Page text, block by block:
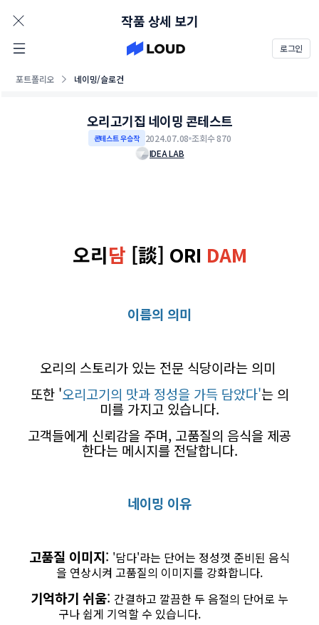
로그인
포트폴리오 네이밍/슬로건
작품 상세 보기
오리고기집 네이밍 콘테스트
콘테스트 우승작 2024.07.08 조회수 870
IDEA LAB
오리담 [談] ORI DAM
이름의 의미
오리의 스토리가 있는 전문 식당이라는 의미
또한 '오리고기의 맛과 정성을 가득 담았다'는 의
미를 가지고 있습니다.
고객들에게 신뢰감을 주며, 고품질의 음식을 제공
한다는 메시지를 전달합니다.
네이밍 이유
고품질 이미지: '담다'라는 단어는 정성껏 준비된 음식
을 연상시켜 고품질의 이미지를 강화합니다.
기억하기 쉬움: 간결하고 깔끔한 두 음절의 단어로 누
구나 쉽게 기억할 수 있습니다.